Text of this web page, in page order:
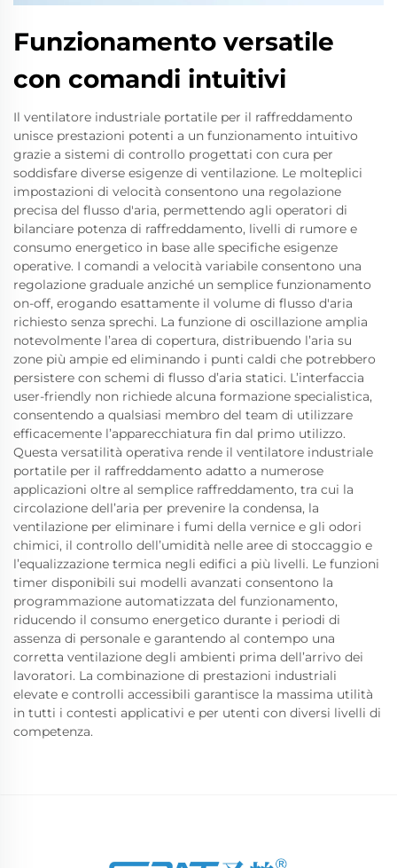
Funzionamento versatile
con comandi intuitivi
Il ventilatore industriale portatile per il raffreddamento
unisce prestazioni potenti a un funzionamento intuitivo
grazie a sistemi di controllo progettati con cura per
soddisfare diverse esigenze di ventilazione. Le molteplici
impostazioni di velocità consentono una regolazione
precisa del flusso d'aria, permettendo agli operatori di
bilanciare potenza di raffreddamento, livelli di rumore e
consumo energetico in base alle specifiche esigenze
operative. I comandi a velocità variabile consentono una
regolazione graduale anziché un semplice funzionamento
on-off, erogando esattamente il volume di flusso d'aria
richiesto senza sprechi. La funzione di oscillazione amplia
notevolmente l’area di copertura, distribuendo l’aria su
zone più ampie ed eliminando i punti caldi che potrebbero
persistere con schemi di flusso d’aria statici. L’interfaccia
user-friendly non richiede alcuna formazione specialistica,
consentendo a qualsiasi membro del team di utilizzare
efficacemente l’apparecchiatura fin dal primo utilizzo.
Questa versatilità operativa rende il ventilatore industriale
portatile per il raffreddamento adatto a numerose
applicazioni oltre al semplice raffreddamento, tra cui la
circolazione dell’aria per prevenire la condensa, la
ventilazione per eliminare i fumi della vernice e gli odori
chimici, il controllo dell’umidità nelle aree di stoccaggio e
l’equalizzazione termica negli edifici a più livelli. Le funzioni
timer disponibili sui modelli avanzati consentono la
programmazione automatizzata del funzionamento,
riducendo il consumo energetico durante i periodi di
assenza di personale e garantendo al contempo una
corretta ventilazione degli ambienti prima dell’arrivo dei
lavoratori. La combinazione di prestazioni industriali
elevate e controlli accessibili garantisce la massima utilità
in tutti i contesti applicativi e per utenti con diversi livelli di
competenza.